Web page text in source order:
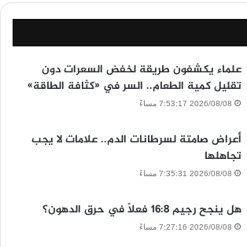
علماء يكشفون طريقة لخفض السعرات دون
تقليل كمية الطعام.. السر في «كثافة الطاقة»
2026/08/08 7:53:17 مساءً
أعراض صامتة لسرطانات الدم.. علامات لا يجب
تجاهلها
2026/08/08 7:35:31 مساءً
هل ينجح رجيم 16:8 فعلًا في حرق الدهون؟
2026/08/08 7:27:16 مساءً